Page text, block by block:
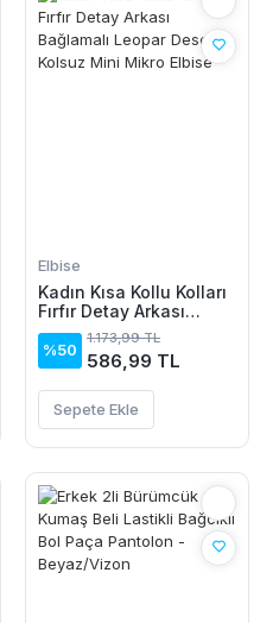
Elbise
Kadın Kısa Kollu Kolları
Fırfır Detay Arkası
Bağlamalı Leopar
Desen Kolsuz Mini
Mikro Elbise
%50
1.173,99 TL
586,99 TL
Sepete Ekle